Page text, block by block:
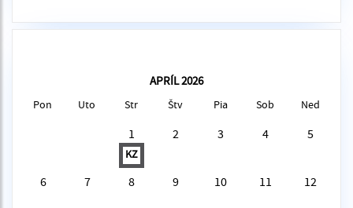
APRÍL 2026
Pon Uto Str Štv Pia Sob Ned
1
KZ
2 3 4 5
6 7 8 9 10 11 12